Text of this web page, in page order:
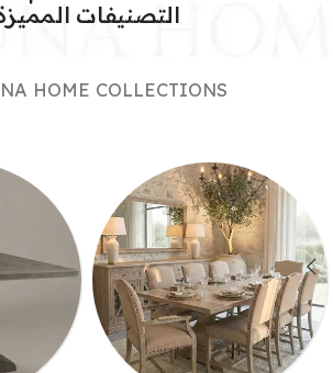
التصنيفات
HOME COLLECTIONS